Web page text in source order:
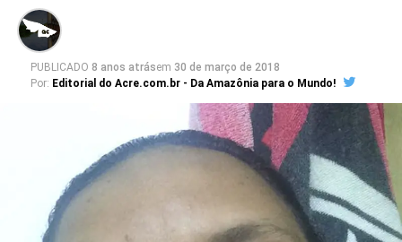
PUBLICADO 8 anos atrásem 30 de março de 2018
Por: Editorial do Acre.com.br - Da Amazônia para o Mundo!